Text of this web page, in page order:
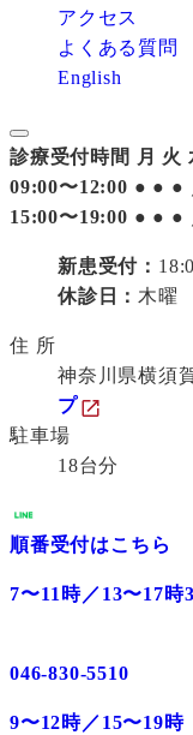
アクセス
よくある質問
English
診療受付時間 月 火
09:00〜12:00 ● ● ●
15:00〜19:00 ● ● ●
新患受付：
休診日： 木曜
住 所
神奈川県横須
プ
駐車場
18台分
順番受付はこちら
7〜11時／13〜17時
046-830-5510
9〜12時／15〜19時